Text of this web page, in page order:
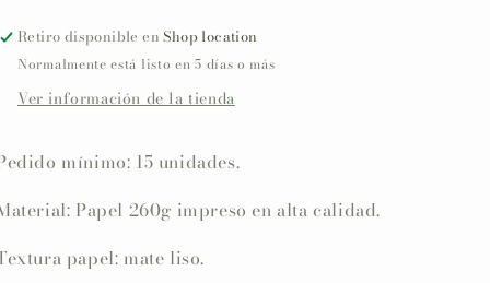
+
Pajarito
marinero
+
Pajarito
marinero
Retiro disponible enShop location
Normalmente está listo en 5 días o más
Ver información de la tienda
mínimo: 15 unidades.
Papel 260g impreso en alta calidad.
papel: mate liso.